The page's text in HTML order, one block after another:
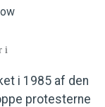
i
i 1985 af den
protesterne